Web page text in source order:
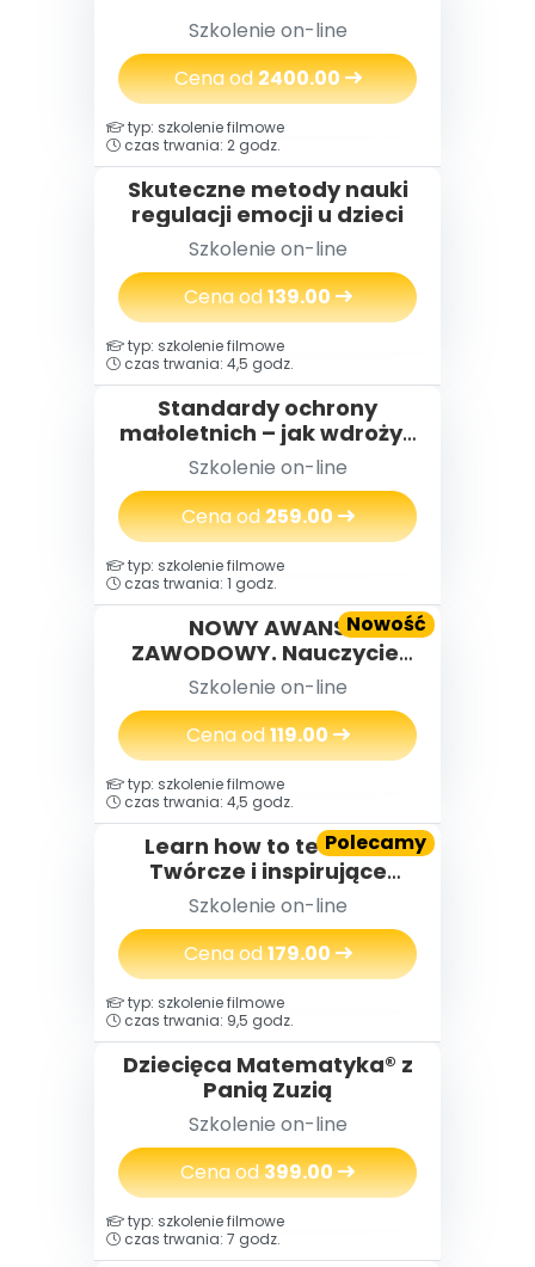
Szkolenie on-line
Cena od2400.00
typ: szkolenie filmowe
czas trwania: 2 godz.
Skuteczne metody nauki
regulacji emocji u dzieci
Szkolenie on-line
Cena od139.00
typ: szkolenie filmowe
czas trwania: 4,5 godz.
Standardy ochrony
małoletnich – jak wdrożyć
nowe rozwiązania w
przedszkolu
Szkolenie on-line
Cena od259.00
Nowość
typ: szkolenie filmowe
czas trwania: 1 godz.
NOWY AWANS
ZAWODOWY. Nauczyciel
mianowany na rozmowie
kwalifikacyjnej, czyli
proces uzyskania stopnia
nauczyciela
dyplomowanego według
nowej ścieżki
Szkolenie on-line
Cena od119.00
Polecamy
typ: szkolenie filmowe
czas trwania: 4,5 godz.
Learn how to teach I -
Twórcze i inspirujące
zajęcia z języka
angielskiego w
przedszkolu
Szkolenie on-line
Cena od179.00
typ: szkolenie filmowe
czas trwania: 9,5 godz.
Dziecięca Matematyka® z
Panią Zuzią
Szkolenie on-line
Cena od399.00
typ: szkolenie filmowe
czas trwania: 7 godz.